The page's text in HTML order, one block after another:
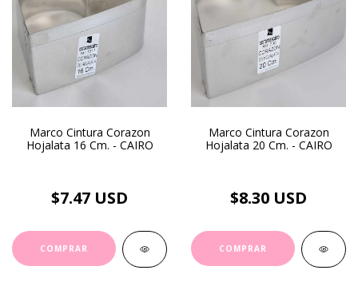
Marco Cintura Corazon
Hojalata 16 Cm. - CAIRO
$7.47 USD
Marco Cintura Corazon
Hojalata 20 Cm. - CAIRO
$8.30 USD